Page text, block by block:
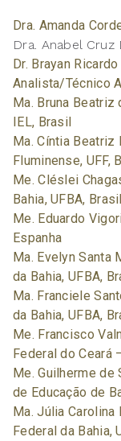
Dra. Amanda
Dra. Anabel
Dr. Brayan
Analista/Técnico
Ma. Bruna Beatriz
IEL, Brasil
Ma. Cíntia Beatriz
Fluminense, UFF,
Me. Cléslei
Bahia, UFBA, Brasil
Me. Eduardo
Espanha
Ma. Evelyn Santa
da Bahia, UFBA,
Ma. Franciele
da Bahia, UFBA,
Me. Francisco
Federal do Ceará
Me. Guilherme
de Educação de
Ma. Júlia
Federal da Bahia,